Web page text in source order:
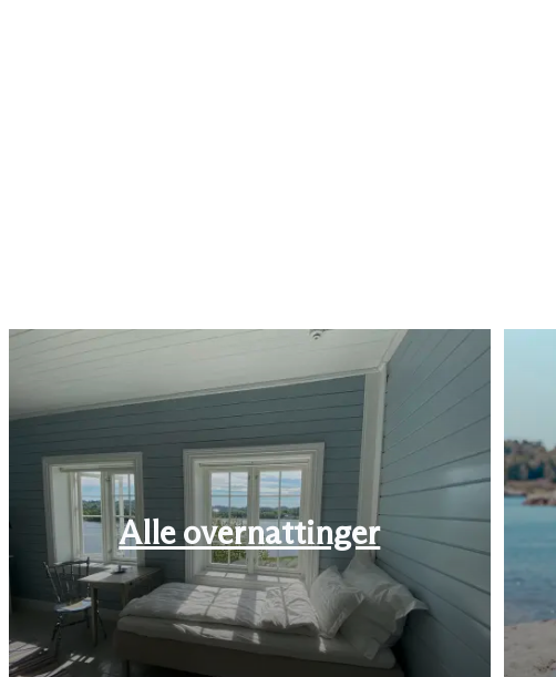
Alle overnattinger